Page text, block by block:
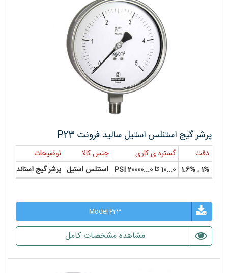
پرشر گیج استنلس استیل سالید فرونت P23
دقت گستره ی کاری جنس کالا توضیحات
1% , 1.6%
0...10 تا 0...20000 PSI استنلس استیل پرشر گیج استاندارد
Model P23
مشاهده مشخصات کامل